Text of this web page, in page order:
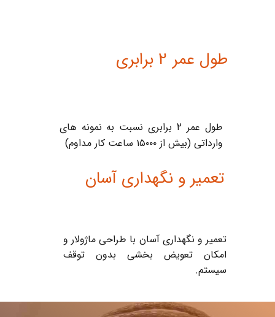
طول عمر 2 برابری نسبت به نمونه های
وارداتی (بیش از ۱۵۰۰۰ ساعت کار مداوم)
طول عمر 2 برابری
تعمیر و نگهداری آسان با طراحی ماژولار و
امکان تعویض بخشی بدون توقف
سیستم.
تعمیر و نگهداری آسان